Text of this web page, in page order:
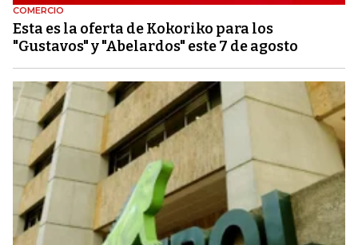
COMERCIO
Esta es la oferta de Kokoriko para los
"Gustavos" y "Abelardos" este 7 de agosto